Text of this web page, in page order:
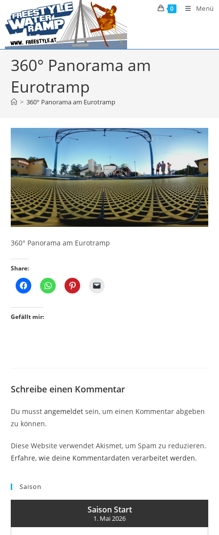
Inhalt
springen
0 Menü
360° Panorama am
Eurotramp
> 360° Panorama am Eurotramp
360° Panorama am Eurotramp
Share:
Gefällt mir:
Schreibe einen Kommentar
Du musstangemeldet sein, um einen Kommentar abgeben
zu können.
Diese Website verwendet Akismet, um Spam zu reduzieren.
Erfahre, wie deine Kommentardaten verarbeitet werden.
Saison
Saison Start
1. Mai 2026